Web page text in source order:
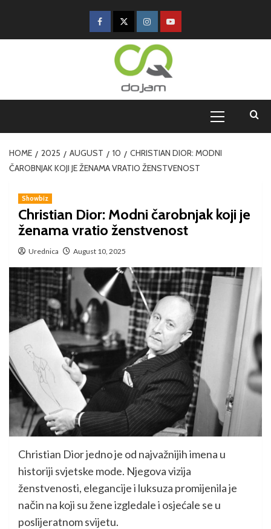
HOME 2025 AUGUST 10
CHRISTIAN DIOR: MODNI
ČAROBNJAK KOJI JE ŽENAMA VRATIO ŽENSTVENOST
Showbiz
Christian Dior: Modni čarobnjak koji je
ženama vratio ženstvenost
Urednica August 10, 2025
Christian Dior jedno je od najvažnijih imena u
historiji svjetske mode. Njegova vizija
ženstvenosti, elegancije i luksuza promijenila je
način na koji su žene izgledale i osjećale se u
poslijeratnom svijetu.